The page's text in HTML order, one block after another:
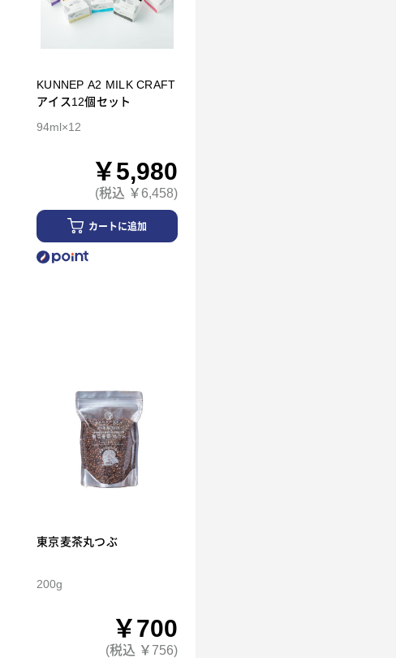
KUNNEP A2 MILK CRAFT
アイス12個セット
94ml×12
￥5,980
(税込 ￥6,458)
カートに追加
東京麦茶丸つぶ
200g
￥700
(税込 ￥756)